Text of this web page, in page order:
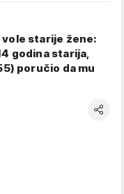
starije žene:
godina starija,
poručio da mu